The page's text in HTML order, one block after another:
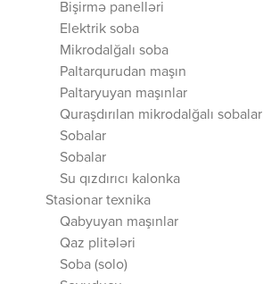
Bişirmə panelləri
Elektrik soba
Mikrodalğalı soba
Paltarqurudan maşın
Paltaryuyan maşınlar
Quraşdırılan mikrodalğalı sobalar
Sobalar
Sobalar
Su qızdırıcı kalonka
Stasionar texnika
Qabyuyan maşınlar
Qaz plitələri
Soba (solo)